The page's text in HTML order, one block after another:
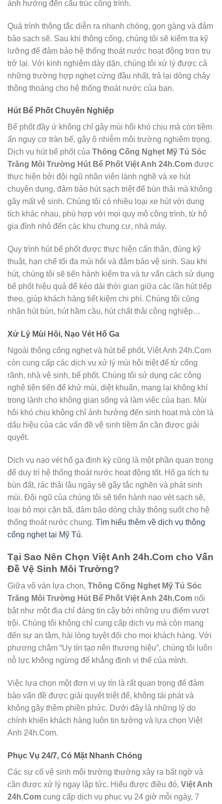
ảnh hưởng đến cấu trúc công trình.
Quá trình thông tắc diễn ra nhanh chóng, gọn gàng và đảm
bảo sạch sẽ. Sau khi thông cống, chúng tôi sẽ kiểm tra kỹ
lưỡng để đảm bảo hệ thống thoát nước hoạt động trơn tru
trở lại. Với kinh nghiệm dày dặn, chúng tôi xử lý được cả
những trường hợp nghẹt cứng đầu nhất, trả lại dòng chảy
thông thoáng cho hệ thống thoát nước của bạn.
Hút Bể Phốt Chuyên Nghiệp
Bể phốt đầy ứ không chỉ gây mùi hôi khó chịu mà còn tiềm
ẩn nguy cơ tràn bể, gây ô nhiễm môi trường nghiêm trọng.
Dịch vụ hút bể phốt của Thông Cống Nghẹt Mỹ Tú Sóc
Trăng Môi Trường Hút Bể Phốt Việt Anh 24h.Com được
thực hiện bởi đội ngũ nhân viên lành nghề và xe hút
chuyên dụng, đảm bảo hút sạch triệt để bùn thải mà không
gây mất vệ sinh. Chúng tôi có nhiều loại xe hút với dung
tích khác nhau, phù hợp với mọi quy mô công trình, từ hộ
gia đình nhỏ đến các khu chung cư, nhà máy.
Quy trình hút bể phốt được thực hiện cẩn thận, đúng kỹ
thuật, hạn chế tối đa mùi hôi và đảm bảo vệ sinh. Sau khi
hút, chúng tôi sẽ tiến hành kiểm tra và tư vấn cách sử dụng
bể phốt hiệu quả để kéo dài thời gian giữa các lần hút tiếp
theo, giúp khách hàng tiết kiệm chi phí. Chúng tôi cũng
nhận hút bùn, hút hầm cầu, hút chất thải công nghiệp…
Xử Lý Mùi Hôi, Nạo Vét Hố Ga
Ngoài thông cống nghẹt và hút bể phốt, Việt Anh 24h.Com
còn cung cấp các dịch vụ xử lý mùi hôi triệt để từ cống
rãnh, nhà vệ sinh, bể phốt. Chúng tôi sử dụng các công
nghệ tiên tiến để khử mùi, diệt khuẩn, mang lại không khí
trong lành cho không gian sống và làm việc của bạn. Mùi
hôi khó chịu không chỉ ảnh hưởng đến sinh hoạt mà còn là
dấu hiệu của các vấn đề vệ sinh tiềm ẩn cần được giải
quyết.
Dịch vụ nạo vét hố ga định kỳ cũng là một phần quan trọng
để duy trì hệ thống thoát nước hoạt động tốt. Hố ga tích tụ
bùn đất, rác thải lâu ngày sẽ gây tắc nghẽn và phát sinh
mùi. Đội ngũ của chúng tôi sẽ tiến hành nạo vét sạch sẽ,
loại bỏ mọi cặn bã, đảm bảo dòng chảy thông suốt cho hệ
thống thoát nước chung. Tìm hiểu thêm về dịch vụ thông
cống nghẹt tại Mỹ Tú.
Tại Sao Nên Chọn Việt Anh 24h.Com cho Vấn
Đề Vệ Sinh Môi Trường?
Giữa vô vàn lựa chọn, Thông Cống Nghẹt Mỹ Tú Sóc
Trăng Môi Trường Hút Bể Phốt Việt Anh 24h.Com nổi
bật như một địa chỉ đáng tin cậy bởi những ưu điểm vượt
trội. Chúng tôi không chỉ cung cấp dịch vụ mà còn mang
đến sự an tâm, hài lòng tuyệt đối cho mọi khách hàng. Với
phương châm “Uy tín tạo nên thương hiệu”, chúng tôi luôn
nỗ lực không ngừng để khẳng định vị thế của mình.
Việc lựa chọn một đơn vị uy tín là rất quan trọng để đảm
bảo vấn đề được giải quyết triệt để, không tái phát và
không gây thêm phiền phức. Dưới đây là những lý do
chính khiến khách hàng luôn tin tưởng và lựa chọn Việt
Anh 24h.Com.
Phục Vụ 24/7, Có Mặt Nhanh Chóng
Các sự cố vệ sinh môi trường thường xảy ra bất ngờ và
cần được xử lý ngay lập tức. Hiểu được điều đó, Việt Anh
24h.Com cung cấp dịch vụ phục vụ 24 giờ mỗi ngày, 7